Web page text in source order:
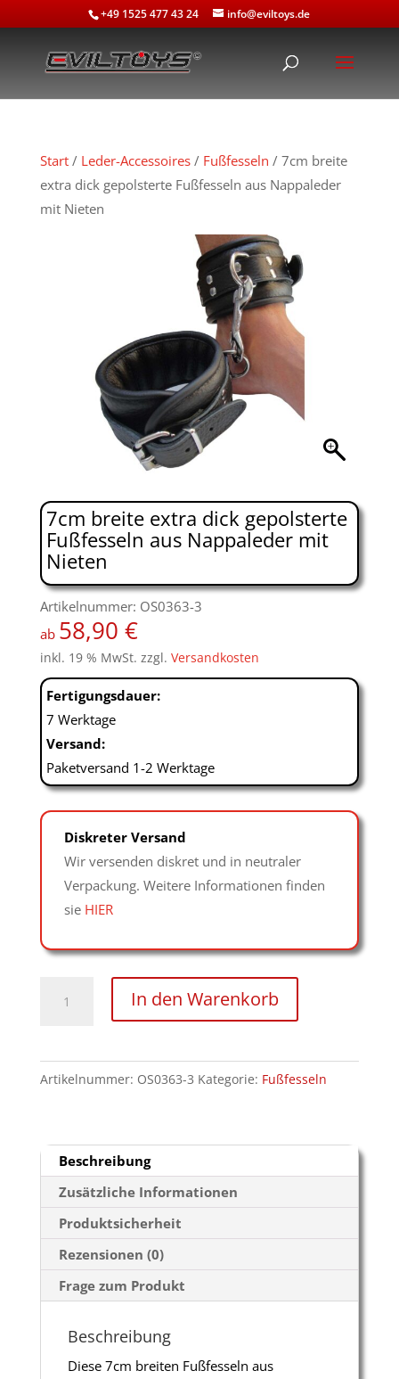
+49 1525 477 43 24 info@eviltoys.de
Start/ Leder-Accessoires/ Fußfesseln / 7cm breite
extra dick gepolsterte Fußfesseln aus Nappaleder
mit Nieten
7cm breite extra dick gepolsterte
Fußfesseln aus Nappaleder mit
Nieten
Artikelnummer: OS0363-3
ab 58,90 €
inkl. 19 % MwSt. zzgl. Versandkosten
Fertigungsdauer:
7 Werktage
Versand:
Paketversand 1-2 Werktage
Diskreter Versand
Wir versenden diskret und in neutraler
Verpackung. Weitere Informationen finden
sie HIER
breite
dick
gepolsterte
Nappaleder
mit
Nieten
Menge
In den Warenkorb
Artikelnummer: OS0363-3 Kategorie: Fußfesseln
Beschreibung
Zusätzliche Informationen
Produktsicherheit
Rezensionen (0)
Frage zum Produkt
Beschreibung
Diese 7cm breiten Fußfesseln aus